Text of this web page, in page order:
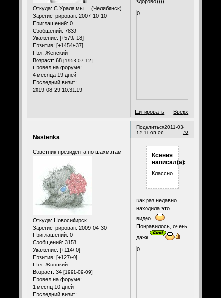
Откуда: С Урала мы.... (Челябинск)
Зарегистрирован: 2007-10-10
Приглашений: 0
Сообщений: 7839
Уважение: [+579/-18]
Позитив: [+1454/-37]
Пол: Женский
Возраст: 68 [1958-07-12]
Провел на форуме:
4 месяца 19 дней
Последний визит:
2019-08-29 10:31:19
здорово))))
0
Цитировать Вверх
Поделиться
70
2011-03-
12 11:05:06
Nastenka
Советник президента по шахматам
Откуда: Новосибирск
Зарегистрирован: 2009-04-30
Приглашений: 0
Сообщений: 3158
Уважение: [+114/-0]
Позитив: [+127/-0]
Пол: Женский
Возраст: 34 [1991-09-09]
Провел на форуме:
1 месяц 10 дней
Последний визит:
Ксения
написал(а):
Классно!
Как раз недавно
находила это
видео.
Понравилось, очень
даже
0